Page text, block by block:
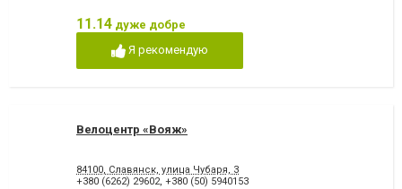
11.14 дуже добре
Я рекомендую
Велоцентр «Вояж»
84100, Славянск, улица Чубаря, 3
+380 (6262) 29602, +380 (50) 5940153